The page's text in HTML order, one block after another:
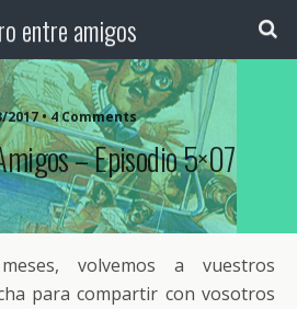
entre amigos
2017 • 4 Comments
– Episodio 5×07
volvemos a vuestros
para compartir con vosotros